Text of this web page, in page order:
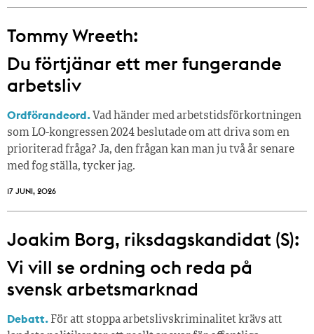
Tommy Wreeth:
Du förtjänar ett mer fungerande
arbetsliv
Ordförandeord. Vad händer med arbetstidsförkortningen
som LO-kongressen 2024 beslutade om att driva som en
prioriterad fråga? Ja, den frågan kan man ju två år senare
med fog ställa, tycker jag.
17 JUNI, 2026
Joakim Borg, riksdagskandidat (S):
Vi vill se ordning och reda på
svensk arbetsmarknad
Debatt. För att stoppa arbetslivskriminalitet krävs att